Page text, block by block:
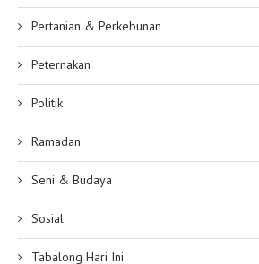
Pertanian & Perkebunan
Peternakan
Politik
Ramadan
Seni & Budaya
Sosial
Tabalong Hari Ini